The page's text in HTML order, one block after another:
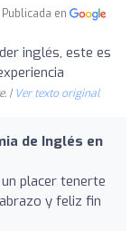
Publicada en
inglés, este es
| Ver texto original
de Inglés en
placer tenerte
y feliz fin